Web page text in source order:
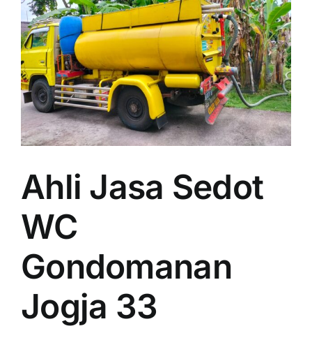
Ahli Jasa Sedot
WC
Gondomanan
Jogja 33